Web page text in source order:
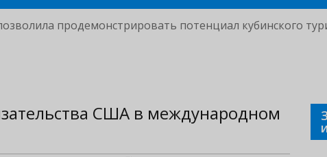
продемонстрировать потенциал кубинского
США в международном